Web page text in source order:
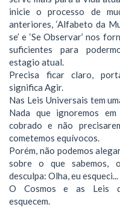
inicie o processo de
anteriores, ‘Alfabeto da
se’ e ‘Se Observar’ nos
suficientes para
estagio atual.
Precisa ficar claro,
significa Agir.
Nas Leis Universais tem
Nada que ignoremos
cobrado e não
cometemos equívocos.
Porém, não podemos
sobre o que sabemos,
desculpa: Olha, eu esqueci...
O Cosmos e as Leis
esquecem.